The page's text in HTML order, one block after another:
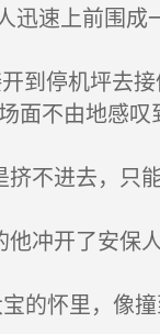
速上前围成
到停机坪去
面不由地感叹
不进去，只
冲开了安保
的怀里，像